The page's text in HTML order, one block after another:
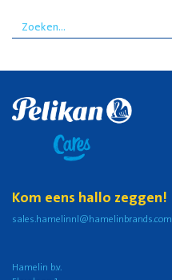
Kom eens hallo zeggen!
sales.hamelinnl@hamelinbrands.com
Hamelin b.v.